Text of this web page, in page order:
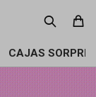
CAJAS